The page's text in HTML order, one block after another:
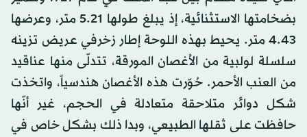
بضخامتها الاستثنائية، إذ يبلغ طولها 5.21 متر، وعرضها
4.43 متر. يحيط بهذه اللوحة إطار زخرفي عريض تزينه
سلسلة لولبية من الأغصان المورقة، تتدلّى منها عناقيد
من العنب الأحمر. حُوّرت هذه الأغصان هندسياً، واتخذت
شكل دوائر متلاحقة متعادلة في الحجم، غير أنّها
حافظت على ثقلها الطبيعي، وبدا ذلك بشكل خاص في